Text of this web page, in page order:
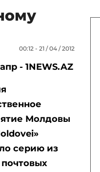
00:12 - 21 / 04 / 2012
- 1NEWS.AZ
Молдовы
серию из